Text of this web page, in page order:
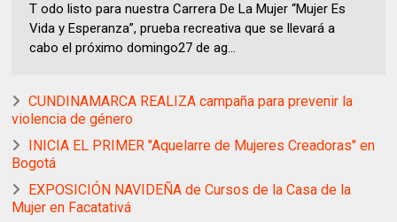
T odo listo para nuestra Carrera De La Mujer “Mujer Es
Vida y Esperanza”, prueba recreativa que se llevará a
cabo el próximo domingo27 de ag...
CUNDINAMARCA REALIZA campaña para prevenir la
violencia de género
INICIA EL PRIMER "Aquelarre de Mujeres Creadoras" en
Bogotá
EXPOSICIÓN NAVIDEÑA de Cursos de la Casa de la
Mujer en Facatativá